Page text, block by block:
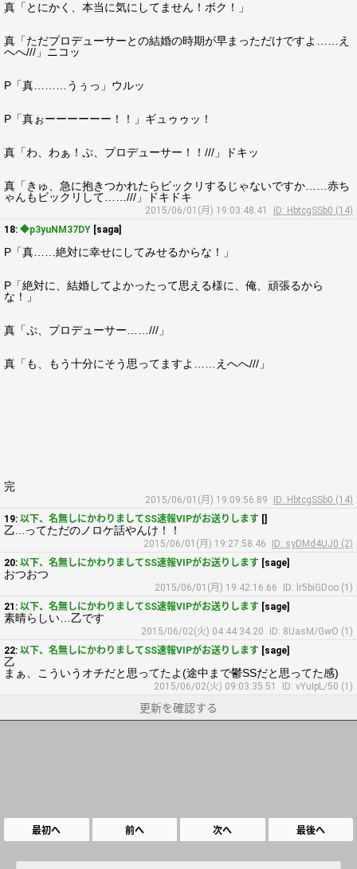
真「とにかく、本当に気にしてません！ボク！」
真「ただプロデューサーとの結婚の時期が早まっただけですよ……え
へへ///」ニコッ
P「真………うぅっ」ウルッ
P「真ぉーーーーーー！！」ギュゥゥッ！
真「わ、わぁ！ぷ、プロデューサー！！///」ドキッ
真「きゅ、急に抱きつかれたらビックリするじゃないですか……赤ち
ゃんもビックリして……///」ドキドキ
2015/06/01(月) 19:03:48.41
ID: HbtcgSSb0 (14)
18: ◆p3yuNM37DY [saga]
P「真……絶対に幸せにしてみせるからな！」
P「絶対に、結婚してよかったって思える様に、俺、頑張るから
な！」
真「ぷ、プロデューサー……///」
真「も、もう十分にそう思ってますよ……えへへ///」
完
2015/06/01(月) 19:09:56.89
ID: HbtcgSSb0 (14)
19: 以下、名無しにかわりましてSS速報VIPがお送りします []
乙...ってただのノロケ話やんけ！！
2015/06/01(月) 19:27:58.46
ID: syDMd4UJ0 (2)
20: 以下、名無しにかわりましてSS速報VIPがお送りします [sage]
おつおつ
2015/06/01(月) 19:42:16.66
ID: lr5biGDoo (1)
21: 以下、名無しにかわりましてSS速報VIPがお送りします [sage]
素晴らしい…乙です
2015/06/02(火) 04:44:34.20
ID: 8UasM/GwO (1)
22: 以下、名無しにかわりましてSS速報VIPがお送りします [sage]
乙
まぁ、こういうオチだと思ってたよ(途中まで鬱SSだと思ってた感)
2015/06/02(火) 09:03:35.51 ID: vYuIpL/50 (1)
更新を確認する
最初へ 前へ 次へ 最後へ